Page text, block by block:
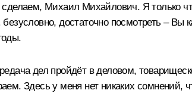
сделаем, Михаил Михайлович. Я только
безусловно, достаточно посмотреть –
дел пройдёт в деловом,
Здесь у меня нет никаких сомнений,